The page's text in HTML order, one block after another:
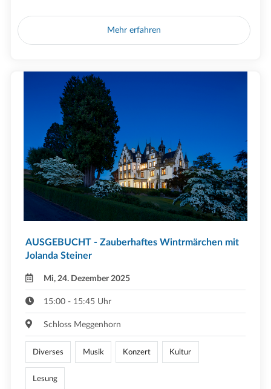
Mehr erfahren
AUSGEBUCHT - Zauberhaftes Wintrmärchen mit
Jolanda Steiner
Mi, 24. Dezember 2025
15:00 - 15:45 Uhr
Schloss Meggenhorn
Diverses Musik Konzert Kultur
Lesung